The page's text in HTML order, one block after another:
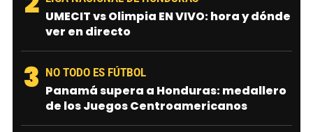
UMECIT vs Olimpia EN VIVO: hora y dónde
ver en directo
3 NO TODO ES FÚTBOL
Panamá supera a Honduras: medallero
de los Juegos Centroamericanos